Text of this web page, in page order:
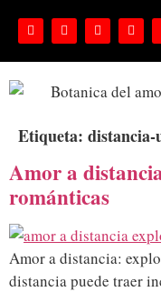
Etiqueta: distancia-
Amor a
románticas
Amor a distancia:
distancia puede traer